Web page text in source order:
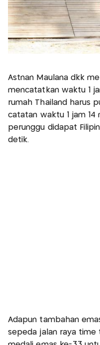
Astnan Maulana dkk
mencatatkan waktu 1
rumah Thailand harus
catatan waktu 1 jam 14
perunggu didapat
detik.
Adapun tambahan
sepeda jalan raya time